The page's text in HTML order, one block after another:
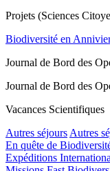
Projets (Sciences
Biodiversité en
Journal de Bord des
Journal de Bord des
Vacances Scientifiques
Autres séjours Autres
En quête de
Expéditions